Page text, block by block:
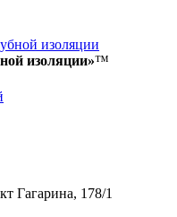
изоляции»™
Гагарина, 178/1